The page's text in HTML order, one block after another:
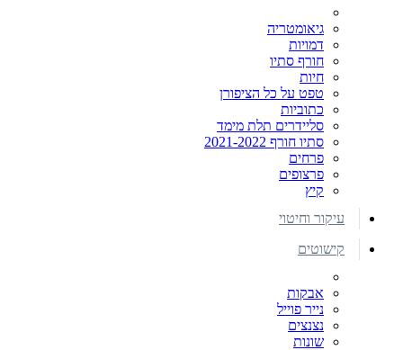
גיאומטריה
דמויות
חורף סתיו
חיות
טפט על כל הציפורן
כתוביות
סליידרים תלת מימד
סתיו חורף 2021-2022
פרחים
פרצופים
קיץ
עיקור וחיטוי
קישוטים
אבקות
נייר פוייל
נצנצים
שונות